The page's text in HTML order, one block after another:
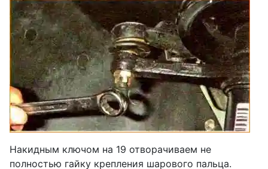
Накидным ключом на 19 отворачиваем не
полностью гайку крепления шарового пальца.